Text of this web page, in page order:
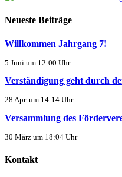
Neueste Beiträge
Willkommen Jahrgang 7!
5 Juni um 12:00 Uhr
Verständigung geht durch
28 Apr. um 14:14 Uhr
Versammlung des
30 März um 18:04 Uhr
Kontakt